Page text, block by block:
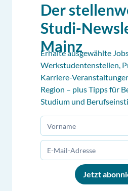
Der
Studi-
Mainz
Erhalte ausgewählte
Werkstudentenstellen,
Karriere-
Region – plus Tipps für
Studium und
Jetzt